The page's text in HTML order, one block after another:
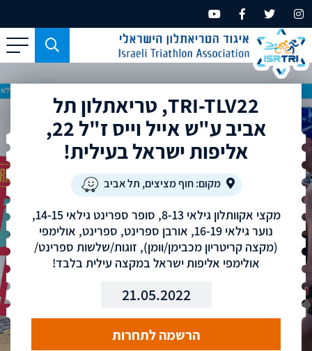
כפתור
משמש
עבור
מכשיריםTRI-TLV22, טריאתלון תל
אביב ע"ש אייל וייס ז"ל 22,
אליפות ישראל בעילית!
מקום: חוף מציצים, תל אביב
מקצי אקוותלון גילאי 8-13, סופר ספרינט גילאי 14-15,
נוער גילאי 16-19, אורבן ספרינט, ספרינט, אולימפי
(מקצה קריטריון מכבימן/וומן), זוגות/שלשות ספרינט/
אולימפי אליפות ישראל במקצה עילית בלבד!
21.05.2022
הרשמה לתחרות